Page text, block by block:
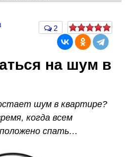
2
на шум в
шум в квартире?
когда всем
спать…